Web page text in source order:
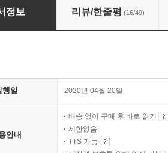
를 위한 슬기로운 아이패드 생활
정보 리뷰/한줄평 (16/49)
행일 2020년 04월 20일
안내
배송 없이 구매 후 바로 읽기
제한없음
TTS 가능